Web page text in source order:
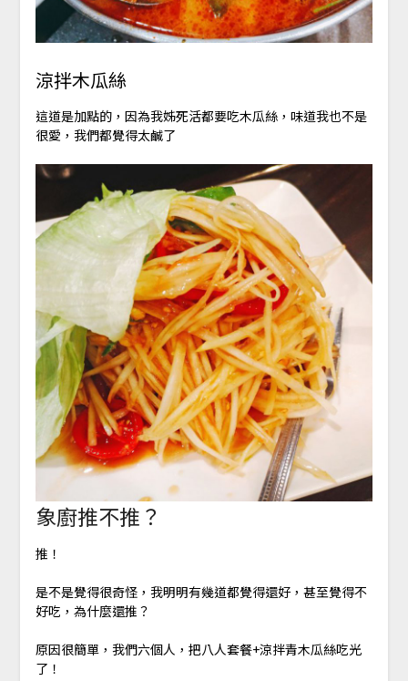
涼拌木瓜絲
這道是加點的，因為我姊死活都要吃木瓜絲，味道我也不是
很愛，我們都覺得太鹹了
象廚推不推？
推！
是不是覺得很奇怪，我明明有幾道都覺得還好，甚至覺得不
好吃，為什麼還推？
原因很簡單，我們六個人，把八人套餐+涼拌青木瓜絲吃光
了！